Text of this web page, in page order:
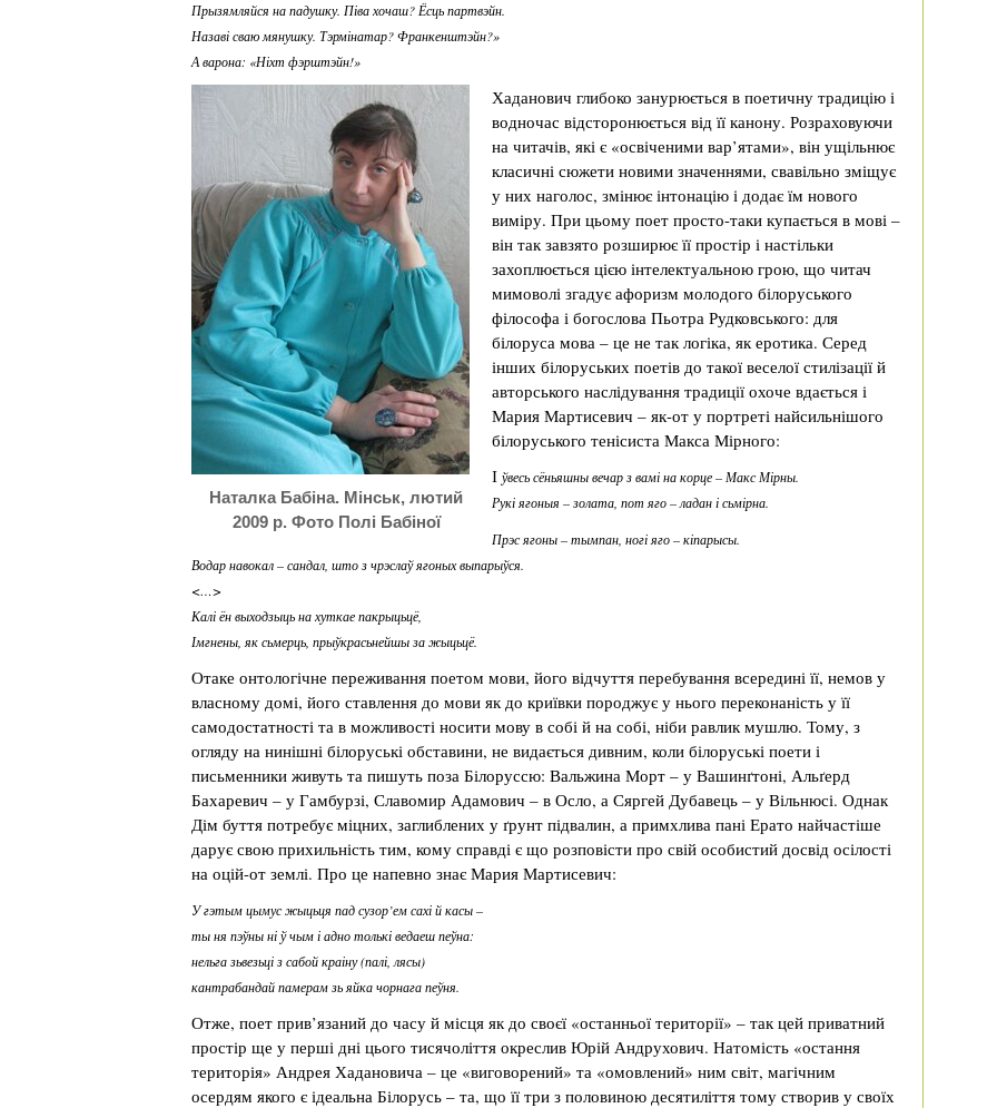
Прызямляйся на падушку. Піва хочаш? Ёсць партвэйн.
Назаві сваю мянушку. Тэрмінатар? Франкенштэйн?»
А варона: «Ніхт фэрштэйн!»
Наталка Бабіна. Мінськ, лютий
2009 р. Фото Полі Бабіної
Хаданович глибоко занурюється в поетичну традицію і
водночас відсторонюється від її канону. Розраховуючи
на читачів, які є «освіченими вар’ятами», він ущільнює
класичні сюжети новими значеннями, свавільно зміщує
у них наголос, змінює інтонацію і додає їм нового
виміру. При цьому поет просто-таки купається в мові –
він так завзято розширює її простір і настільки
захоплюється цією інтелектуальною грою, що читач
мимоволі згадує афоризм молодого білоруського
філософа і богослова Пьотра Рудковського: для
білоруса мова – це не так логіка, як еротика. Серед
інших білоруських поетів до такої веселої стилізації й
авторського наслідування традиції охоче вдається і
Мария Мартисевич – як-от у портреті найсильнішого
білоруського тенісиста Макса Мірного:
І ўвесь сёньяшны вечар з вамі на корце – Макс Мірны.
Рукі ягоныя – золата, пот яго – ладан і сьмірна.
Прэс ягоны – тымпан, ногі яго – кіпарысы.
Водар навокал – сандал, што з чрэслаў ягоных выпарыўся.
<…>
Калі ён выходзыць на хуткае пакрыцьцё,
Імгнены, як сьмерць, прыўкрасьнейшы за жыцьцё.
Отаке онтологічне переживання поетом мови, його відчуття перебування всередині її, немов у
власному домі, його ставлення до мови як до криївки породжує у нього переконаність у її
самодостатності та в можливості носити мову в собі й на собі, ніби равлик мушлю. Тому, з
огляду на нинішні білоруські обставини, не видається дивним, коли білоруські поети і
письменники живуть та пишуть поза Білоруссю: Вальжина Морт – у Вашинґтоні, Альґерд
Бахаревич – у Гамбурзі, Славомир Адамович – в Осло, а Сяргей Дубавець – у Вільнюсі. Однак
Дім буття потребує міцних, заглиблених у ґрунт підвалин, а примхлива пані Ерато найчастіше
дарує свою прихильність тим, кому справді є що розповісти про свій особистий досвід осілості
на оцій-от землі. Про це напевно знає Мария Мартисевич:
У гэтым цымус жыцьця пад сузор’ем сахі й касы –
ты ня пэўны ні ў чым і адно толькі ведаеш пеўна:
нельга зьвезьці з сабой краіну (палі, лясы)
кантрабандай памерам зь яйка чорнага пеўня.
Отже, поет прив’язаний до часу й місця як до своєї «останньої території» – так цей приватний
простір ще у перші дні цього тисячоліття окреслив Юрій Андрухович. Натомість «остання
територія» Андрея Хадановича – це «виговорений» та «омовлений» ним світ, магічним
осердям якого є ідеальна Білорусь – та, що її три з половиною десятиліття тому створив у своїх